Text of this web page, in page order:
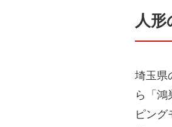
人形
埼玉県
ら「鴻
ピン